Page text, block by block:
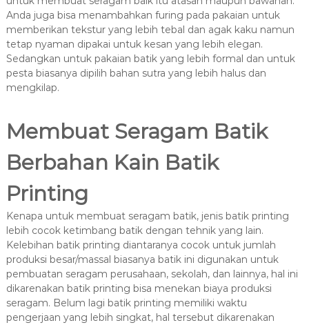
Anda juga bisa menambahkan furing pada pakaian untuk
memberikan tekstur yang lebih tebal dan agak kaku namun
tetap nyaman dipakai untuk kesan yang lebih elegan.
Sedangkan untuk pakaian batik yang lebih formal dan untuk
pesta biasanya dipilih bahan sutra yang lebih halus dan
mengkilap.
Membuat Seragam Batik
Berbahan Kain Batik
Printing
Kenapa untuk membuat seragam batik, jenis batik printing
lebih cocok ketimbang batik dengan tehnik yang lain.
Kelebihan batik printing diantaranya cocok untuk jumlah
produksi besar/massal biasanya batik ini digunakan untuk
pembuatan seragam perusahaan, sekolah, dan lainnya, hal ini
dikarenakan batik printing bisa menekan biaya produksi
seragam. Belum lagi batik printing memiliki waktu
pengerjaan yang lebih singkat, hal tersebut dikarenakan